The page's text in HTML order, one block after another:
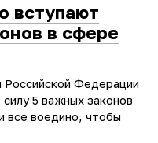
вступают
в сфере
Российской Федерации
5 важных законов
все воедино, чтобы